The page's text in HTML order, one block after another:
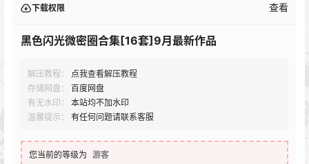
下载权限 查看
黑色闪光微密圈合集[16套]9月最新作品
解压教程：
点我查看解压教程
存储网盘：
百度网盘
有无水印：
本站均不加水印
温馨提示：
有任何问题请联系客服
您当前的等级为 游客